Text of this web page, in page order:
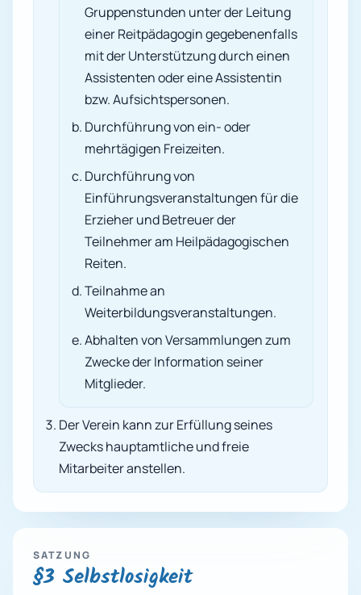
Gruppenstunden unter der Leitung
einer Reitpädagogin gegebenenfalls
mit der Unterstützung durch einen
Assistenten oder eine Assistentin
bzw. Aufsichtspersonen.
Durchführung von ein- oder
mehrtägigen Freizeiten.
Durchführung von
Einführungsveranstaltungen für die
Erzieher und Betreuer der
Teilnehmer am Heilpädagogischen
Reiten.
Teilnahme an
Weiterbildungsveranstaltungen.
Abhalten von Versammlungen zum
Zwecke der Information seiner
Mitglieder.
Der Verein kann zur Erfüllung seines
Zwecks hauptamtliche und freie
Mitarbeiter anstellen.
SATZUNG
§3 Selbstlosigkeit